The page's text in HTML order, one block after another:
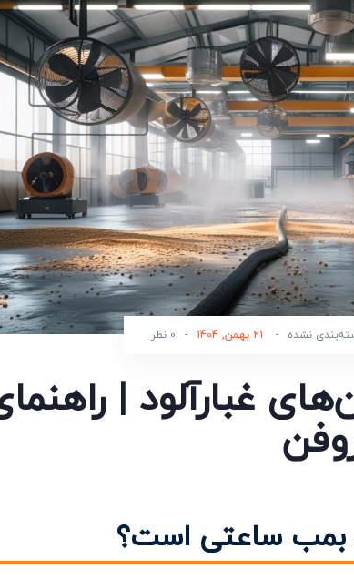
نشده - 21 بهمن, 1404 - 0 نظر
غبارآلود |
بمب ساعتی است؟